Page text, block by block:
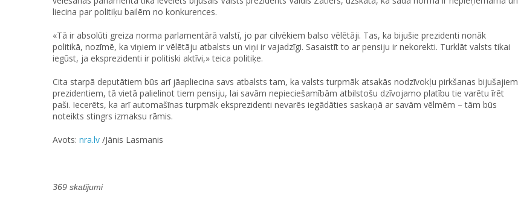
liecina par politiķu bailēm no konkurences.
«Tā ir absolūti greiza norma parlamentārā valstī, jo par cilvēkiem balso vēlētāji. Tas, ka bijušie prezidenti nonāk
politikā, nozīmē, ka viņiem ir vēlētāju atbalsts un viņi ir vajadzīgi. Sasaistīt to ar pensiju ir nekorekti. Turklāt valsts tikai
iegūst, ja eksprezidenti ir politiski aktīvi,» teica politiķe.
Cita starpā deputātiem būs arī jāapliecina savs atbalsts tam, ka valsts turpmāk atsakās nodzīvokļu pirkšanas bijušajiem
prezidentiem, tā vietā palielinot tiem pensiju, lai savām nepieciešamībām atbilstošu dzīvojamo platību tie varētu īrēt
paši. Iecerēts, ka arī automašīnas turpmāk eksprezidenti nevarēs iegādāties saskaņā ar savām vēlmēm – tām būs
noteikts stingrs izmaksu rāmis.
Avots: nra.lv /Jānis Lasmanis
369 skatījumi